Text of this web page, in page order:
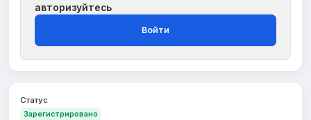
авторизуйтесь
Войти
Статус
Зарегистрировано